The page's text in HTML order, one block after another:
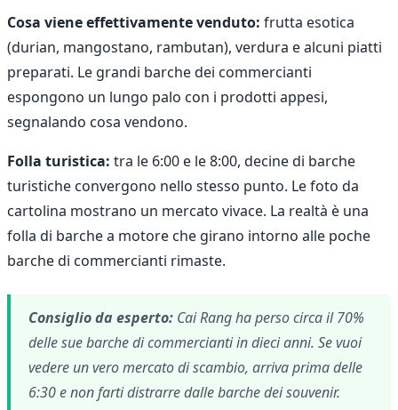
Cosa viene effettivamente venduto: frutta esotica
(durian, mangostano, rambutan), verdura e alcuni piatti
preparati. Le grandi barche dei commercianti
espongono un lungo palo con i prodotti appesi,
segnalando cosa vendono.
Folla turistica: tra le 6:00 e le 8:00, decine di barche
turistiche convergono nello stesso punto. Le foto da
cartolina mostrano un mercato vivace. La realtà è una
folla di barche a motore che girano intorno alle poche
barche di commercianti rimaste.
Consiglio da esperto: Cai Rang ha perso circa il 70%
delle sue barche di commercianti in dieci anni. Se vuoi
vedere un vero mercato di scambio, arriva prima delle
6:30 e non farti distrarre dalle barche dei souvenir.